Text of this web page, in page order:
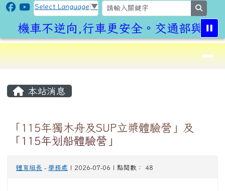
跳至主內容區
CLPS Site
Select Language ▼
機車不逆向,行車更安全。交通部與桃
⏸
導覽列
本站消息
「115年獨木舟及SUP立槳體驗營」及
「115年划船體驗營」
體育組長 - 學務處 | 2026-07-06 | 點閱數： 48